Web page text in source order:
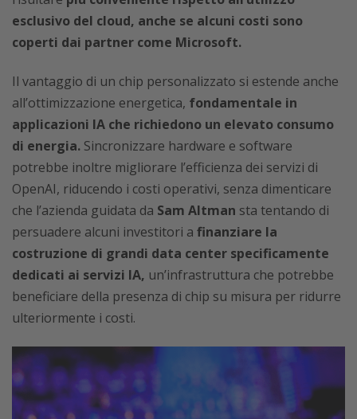
esclusivo del cloud, anche se alcuni costi sono
coperti dai partner come Microsoft.
Il vantaggio di un chip personalizzato si estende anche
all’ottimizzazione energetica, fondamentale in
applicazioni IA che richiedono un elevato consumo
di energia. Sincronizzare hardware e software
potrebbe inoltre migliorare l’efficienza dei servizi di
OpenAI, riducendo i costi operativi, senza dimenticare
che l’azienda guidata da Sam Altman sta tentando di
persuadere alcuni investitori a finanziare la
costruzione di grandi data center specificamente
dedicati ai servizi IA, un’infrastruttura che potrebbe
beneficiare della presenza di chip su misura per ridurre
ulteriormente i costi.